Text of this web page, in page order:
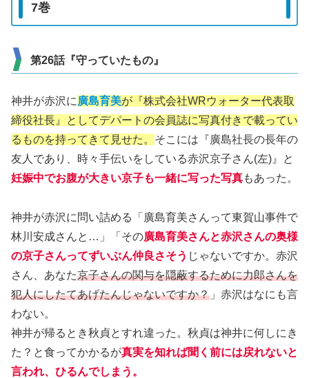
7巻
第26話『守っていたもの』
神井が赤沢に 廣島育美が『株式会社WRウォーター代表取
締役社長』としてデパートの会員誌に写真付きで載ってい
るものを持ってきて見せた。 そこには『廣島社長の長年の
友人であり、時々手伝いをしている赤沢京子さん(左)』と
妊娠中でお腹が大きい京子も一緒に写った写真もあった。
神井が赤沢に問い詰める「廣島育美さんって東賀山事件で
林川安成さんと…」「その廣島育美さんと赤沢さんの奥様
の京子さんってずいぶん仲良さそう じゃないですか。赤沢
さん、あなた京子さんの関与を隠蔽するために力郎さんを
犯人にしたてあげたんじゃないですか？ 」赤沢はなにも言
わない。
神井が帰るとき秋貞とすれ違った。秋貞は神井に何しにき
た？と食ってかかるが真実を知れば聞く前には戻れないと
言われ、ひるんでしまう。